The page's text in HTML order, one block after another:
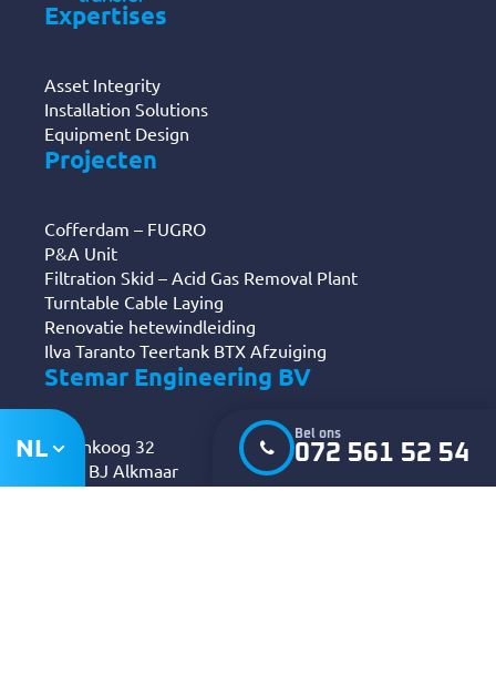
NL Bel ons
072 561 52 54
Expertises
Asset Integrity
Installation Solutions
Equipment Design
Projecten
Cofferdam – FUGRO
P&A Unit
Filtration Skid – Acid Gas Removal Plant
Turntable Cable Laying
Renovatie hetewindleiding
Ilva Taranto Teertank BTX Afzuiging
Stemar Engineering BV
Berenkoog 32
1822 BJ Alkmaar